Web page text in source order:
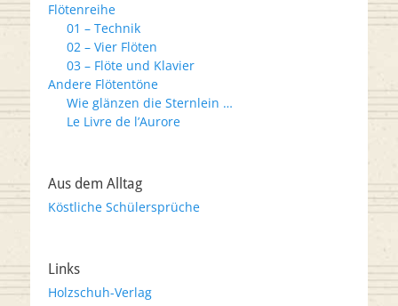
Flötenreihe
01 – Technik
02 – Vier Flöten
03 – Flöte und Klavier
Andere Flötentöne
Wie glänzen die Sternlein …
Le Livre de l’Aurore
Aus dem Alltag
Köstliche Schülersprüche
Links
Holzschuh-Verlag